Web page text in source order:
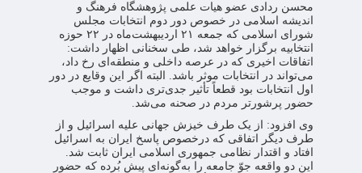
محسن ردادی عضو هیات علمی پژوهشگاه فرهنگ و
اندیشه اسلامی در خصوص دور دوم انتخابات مجلس
شورای اسلامی که جمعه ۲۱ اردیبهشت‌ماه در ۲۲ حوزه
انتخابیه برگزار خواهد شد، طی سخنانی اظهار داشت:
اتفاقات اخیری که در عرصه داخلی و منطقه‌ای رخ داد،
می‌تواند در انتخابات موثر باشد. البته اگر این وقایع در دور
اول انتخابات بود قطعاً تأثیر جدی‌تری داشت و موجب
حضور پرشورتر مردم در صحنه می‌شد.
وی افزود: از یک طرف خیزش جهانی علیه اسرائیل و از
طرف دیگر اتفاقی که درخصوص پاسخ ایران به اسرائیل
افتاد و اقتدار نظامی جمهوری اسلامی ایران ثابت شد.
این دو واقعه جوّ جامعه را به‌گونه‌ای پیش بُرده که حضور